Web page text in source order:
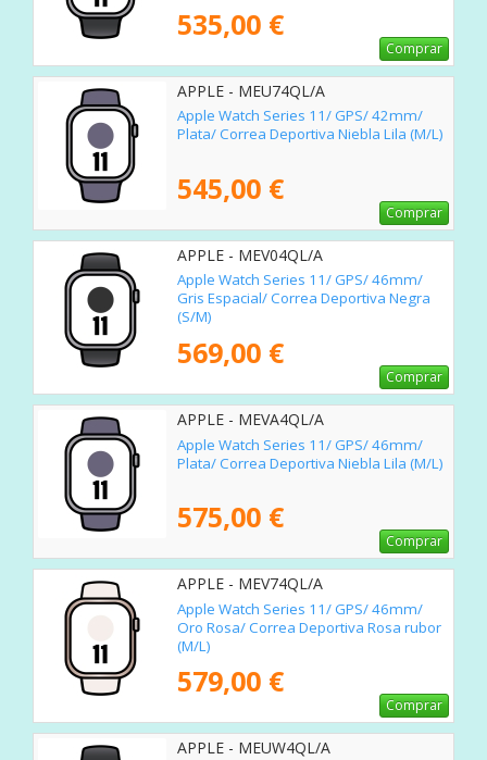
535,00 €
Comprar
APPLE - MEU74QL/A
Apple Watch Series 11/ GPS/ 42mm/
Plata/ Correa Deportiva Niebla Lila (M/L)
545,00 €
Comprar
APPLE - MEV04QL/A
Apple Watch Series 11/ GPS/ 46mm/
Gris Espacial/ Correa Deportiva Negra
(S/M)
569,00 €
Comprar
APPLE - MEVA4QL/A
Apple Watch Series 11/ GPS/ 46mm/
Plata/ Correa Deportiva Niebla Lila (M/L)
575,00 €
Comprar
APPLE - MEV74QL/A
Apple Watch Series 11/ GPS/ 46mm/
Oro Rosa/ Correa Deportiva Rosa rubor
(M/L)
579,00 €
Comprar
APPLE - MEUW4QL/A